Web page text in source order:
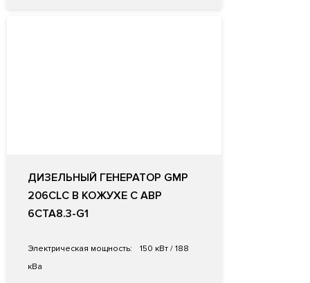
ДИЗЕЛЬНЫЙ ГЕНЕРАТОР GMP
206CLC В КОЖУХЕ С АВР
6CTA8.3-G1
Электрическая мощность:
150 кВт / 188
кВа